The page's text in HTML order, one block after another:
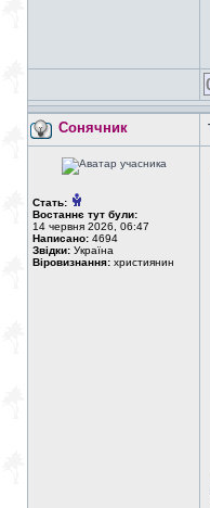
Сонячник
Стать:
Востаннє тут були:
14 червня 2026, 06:47
Написано: 4694
Звідки: Україна
Віровизнання: християнин